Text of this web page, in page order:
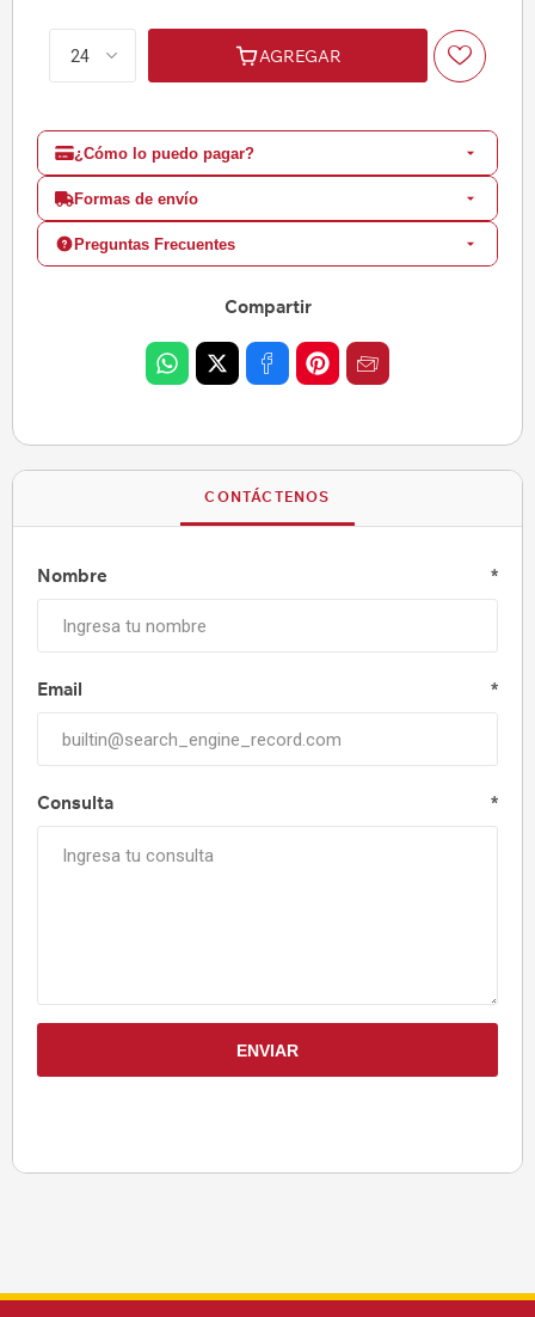
AGREGAR
¿Cómo lo puedo pagar?
Formas de envío
Preguntas Frecuentes
Compartir
CONTÁCTENOS
Nombre *
Email *
Consulta *